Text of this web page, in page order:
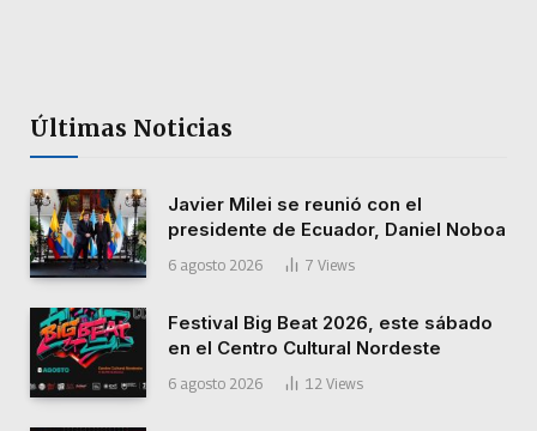
Últimas Noticias
Javier Milei se reunió con el
presidente de Ecuador, Daniel Noboa
6 agosto 2026 7 Views
Festival Big Beat 2026, este sábado
en el Centro Cultural Nordeste
6 agosto 2026 12 Views